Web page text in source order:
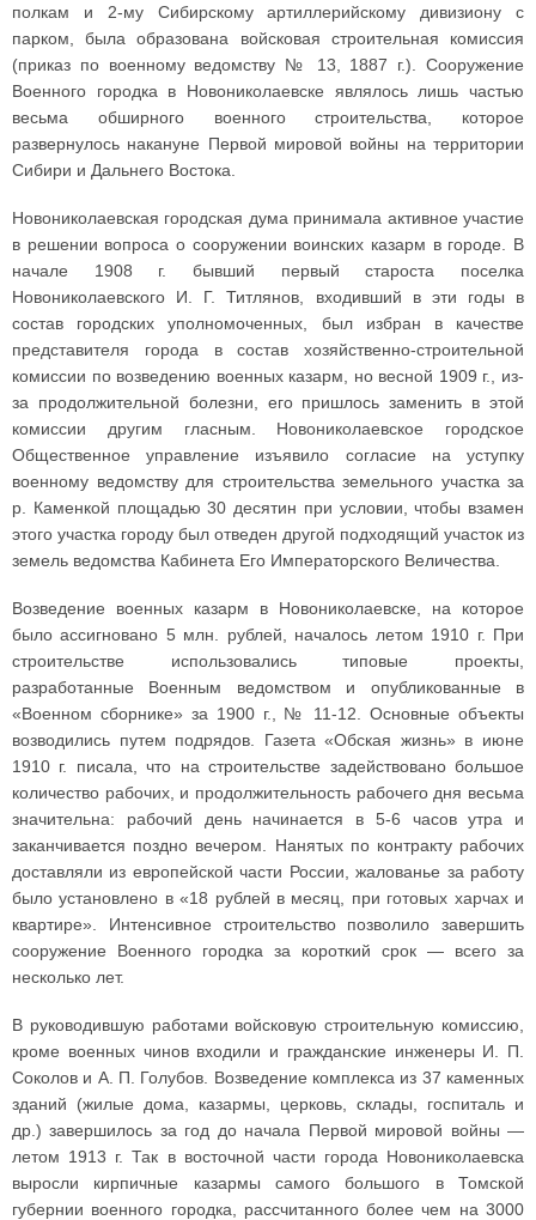
полкам и 2-му Сибирскому артиллерийскому дивизиону с
парком, была образована войсковая строительная комиссия
(приказ по военному ведомству № 13, 1887 г.). Сооружение
Военного городка в Новониколаевске являлось лишь частью
весьма обширного военного строительства, которое
развернулось накануне Первой мировой войны на территории
Сибири и Дальнего Востока.
Новониколаевская городская дума принимала активное участие
в решении вопроса о сооружении воинских казарм в городе. В
начале 1908 г. бывший первый староста поселка
Новониколаевского И. Г. Титлянов, входивший в эти годы в
состав городских уполномоченных, был избран в качестве
представителя города в состав хозяйственно-строительной
комиссии по возведению военных казарм, но весной 1909 г., из-
за продолжительной болезни, его пришлось заменить в этой
комиссии другим гласным. Новониколаевское городское
Общественное управление изъявило согласие на уступку
военному ведомству для строительства земельного участка за
р. Каменкой площадью 30 десятин при условии, чтобы взамен
этого участка городу был отведен другой подходящий участок из
земель ведомства Кабинета Его Императорского Величества.
Возведение военных казарм в Новониколаевске, на которое
было ассигновано 5 млн. рублей, началось летом 1910 г. При
строительстве использовались типовые проекты,
разработанные Военным ведомством и опубликованные в
«Военном сборнике» за 1900 г., № 11-12. Основные объекты
возводились путем подрядов. Газета «Обская жизнь» в июне
1910 г. писала, что на строительстве задействовано большое
количество рабочих, и продолжительность рабочего дня весьма
значительна: рабочий день начинается в 5-6 часов утра и
заканчивается поздно вечером. Нанятых по контракту рабочих
доставляли из европейской части России, жалованье за работу
было установлено в «18 рублей в месяц, при готовых харчах и
квартире». Интенсивное строительство позволило завершить
сооружение Военного городка за короткий срок — всего за
несколько лет.
В руководившую работами войсковую строительную комиссию,
кроме военных чинов входили и гражданские инженеры И. П.
Соколов и А. П. Голубов. Возведение комплекса из 37 каменных
зданий (жилые дома, казармы, церковь, склады, госпиталь и
др.) завершилось за год до начала Первой мировой войны —
летом 1913 г. Так в восточной части города Новониколаевска
выросли кирпичные казармы самого большого в Томской
губернии военного городка, рассчитанного более чем на 3000